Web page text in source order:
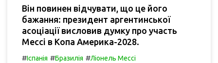
Він повинен відчувати, що це його
бажання: президент аргентинської
асоціації висловив думку про участь
Мессі в Копа Америка-2028.
#Іспанія #Бразилія #Ліонель Мессі